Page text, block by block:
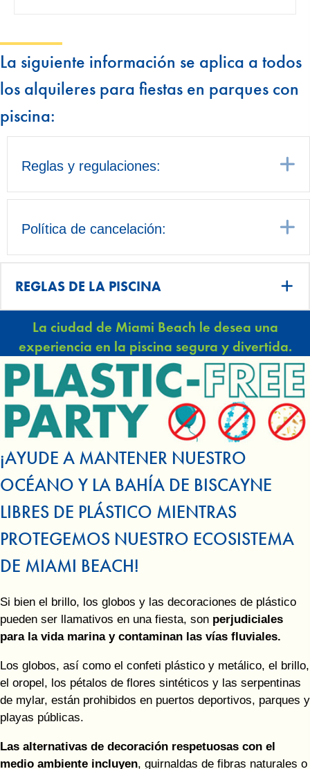
La siguiente información se aplica a todos
los alquileres para fiestas en parques con
piscina:
Reglas y regulaciones:
Política de cancelación:
REGLAS DE LA PISCINA
La ciudad de Miami Beach le desea una
experiencia en la piscina segura y divertida.
¡AYUDE A MANTENER NUESTRO
OCÉANO Y LA BAHÍA DE BISCAYNE
LIBRES DE PLÁSTICO MIENTRAS
PROTEGEMOS NUESTRO ECOSISTEMA
DE MIAMI BEACH!
Si bien el brillo, los globos y las decoraciones de plástico
pueden ser llamativos en una fiesta, son perjudiciales
para la vida marina y contaminan las vías fluviales.
Los globos, así como el confeti plástico y metálico, el brillo,
el oropel, los pétalos de flores sintéticos y las serpentinas
de mylar, están prohibidos en puertos deportivos, parques y
playas públicas.
Las alternativas de decoración respetuosas con el
medio ambiente incluyen, guirnaldas de fibras naturales o